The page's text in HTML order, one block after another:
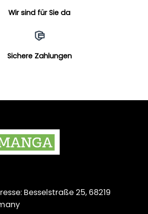
Wir sind für Sie da
Sichere Zahlungen
Besselstraße 25, 68219